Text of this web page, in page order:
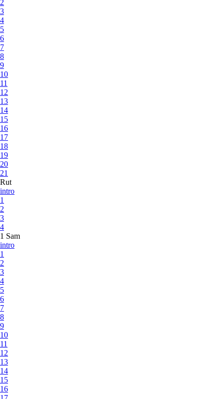
2
3
4
5
6
7
8
9
10
11
12
13
14
15
16
17
18
19
20
21
Rut
intro
1
2
3
4
1 Sam
intro
1
2
3
4
5
6
7
8
9
10
11
12
13
14
15
16